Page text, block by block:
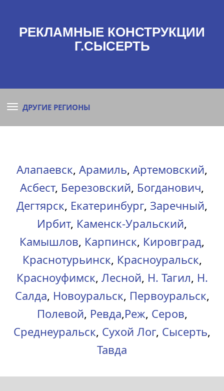
РЕКЛАМНЫЕ КОНСТРУКЦИИ
Г.СЫСЕРТЬ
ДРУГИЕ РЕГИОНЫ
Алапаевск, Арамиль, Артемовский,
Асбест, Березовский, Богданович,
Дегтярск, Екатеринбург, Заречный,
Ирбит, Каменск-Уральский,
Камышлов, Карпинск, Кировград,
Краснотурьинск, Красноуральск,
Красноуфимск, Лесной, Н. Тагил, Н.
Салда, Новоуральск, Первоуральск,
Полевой, Ревда,Реж, Серов,
Среднеуральск, Сухой Лог, Сысерть,
Тавда